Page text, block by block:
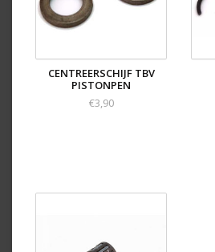
CENTREERSCHIJF TBV
PISTONPEN
€3,90